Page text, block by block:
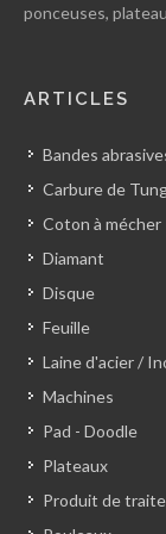
ponceuses,
ARTICLES
Bandes
Carbure de
Coton à mécher
Diamant
Disque
Feuille
Laine d'acier /
Machines
Pad - Doodle
Plateaux
Produit de